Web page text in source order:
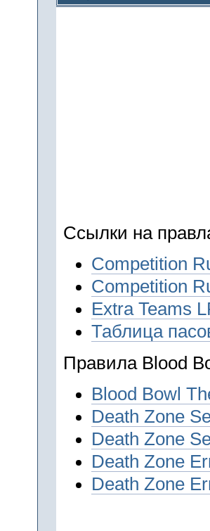
Ссылки на
Competition
Competition
Extra Teams
Таблица
Правила Blood
Blood Bowl
Death Zone
Death Zone
Death Zone
Death Zone